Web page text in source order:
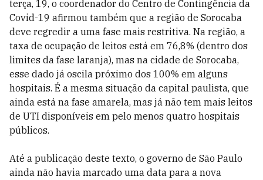
terça, 19, o coordenador do Centro de Contingência da
Covid-19 afirmou também que a região de Sorocaba
deve regredir a uma fase mais restritiva. Na região, a
taxa de ocupação de leitos está em 76,8% (dentro dos
limites da fase laranja), mas na cidade de Sorocaba,
esse dado já oscila próximo dos 100% em alguns
hospitais. É a mesma situação da capital paulista, que
ainda está na fase amarela, mas já não tem mais leitos
de UTI disponíveis em pelo menos quatro hospitais
públicos.
Até a publicação deste texto, o governo de São Paulo
ainda não havia marcado uma data para a nova